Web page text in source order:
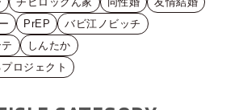
PrEP
バビ江ノビッチ
しんたか
ロジェクト